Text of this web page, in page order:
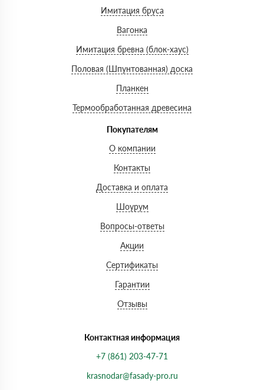
Имитация бруса
Вагонка
Имитация бревна (блок-хаус)
Половая (Шпунтованная) доска
Планкен
Термообработанная древесина
Покупателям
О компании
Контакты
Доставка и оплата
Шоурум
Вопросы-ответы
Акции
Сертификаты
Гарантии
Отзывы
Контактная информация
+7 (861) 203-47-71
krasnodar@fasady-pro.ru